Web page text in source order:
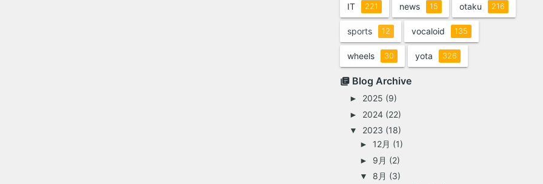
IT 221 news 15 otaku 216
sports 12 vocaloid 135
wheels 30 yota 326
Blog Archive
► 2025 (9)
► 2024 (22)
▼ 2023 (18)
► 12月 (1)
► 9月 (2)
▼ 8月 (3)